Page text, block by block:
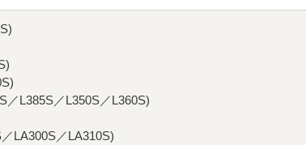
／L385S／L350S／L360S)
LA300S／LA310S)